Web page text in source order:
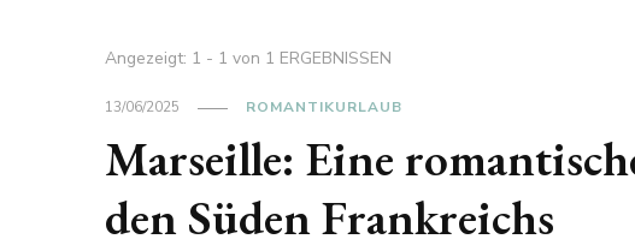
Angezeigt: 1 - 1 von 1 ERGEBNISSEN
13/06/2025 ROMANTIKURLAUB
Marseille: Eine
den Süden Frankreichs